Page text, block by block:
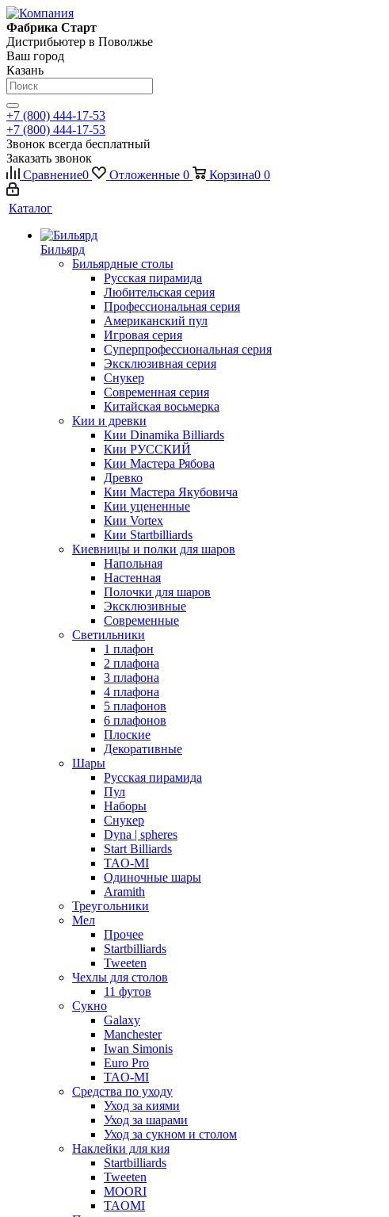
Фабрика Старт
Дистрибьютер в Поволжье
Ваш город
Казань
+7 (800) 444-17-53
+7 (800) 444-17-53
Звонок всегда бесплатный
Заказать звонок
Сравнение0 Отложенные 0 Корзина0 0
Каталог
Бильярд
Бильярдные столы
Русская пирамида
Любительская серия
Профессиональная серия
Американский пул
Игровая серия
Суперпрофессиональная серия
Эксклюзивная серия
Снукер
Современная серия
Китайская восьмерка
Кии и древки
Кии Dinamika Billiards
Кии РУССКИЙ
Кии Мастера Рябова
Древко
Кии Мастера Якубовича
Кии уцененные
Кии Vortex
Кии Startbilliards
Киевницы и полки для шаров
Напольная
Настенная
Полочки для шаров
Эксклюзивные
Современные
Светильники
1 плафон
2 плафона
3 плафона
4 плафона
5 плафонов
6 плафонов
Плоские
Декоративные
Шары
Русская пирамида
Пул
Наборы
Снукер
Dyna | spheres
Start Billiards
TAO-MI
Одиночные шары
Aramith
Треугольники
Мел
Прочее
Startbilliards
Tweeten
Чехлы для столов
11 футов
Сукно
Galaxy
Manchester
Iwan Simonis
Euro Pro
TAO-MI
Средства по уходу
Уход за киями
Уход за шарами
Уход за сукном и столом
Наклейки для кия
Startbilliards
Tweeten
MOORI
TAOMI